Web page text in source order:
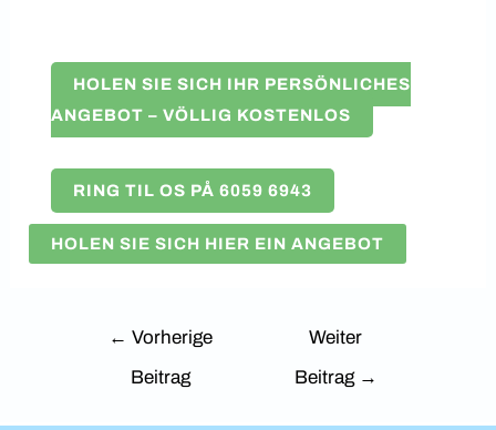
HOLEN SIE SICH IHR PERSÖNLICHES
ANGEBOT – VÖLLIG KOSTENLOS
RING TIL OS PÅ 6059 6943
HOLEN SIE SICH HIER EIN ANGEBOT
Beitrags-
← Vorherige
Beitrag
Weiter
Beitrag →